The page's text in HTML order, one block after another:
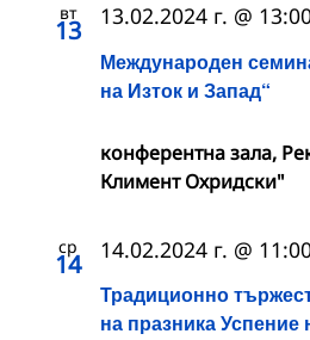
вт
13
Международен
на Изток и Запад“
13.02.2024 г. @
конферентна зала,
Климент Охридски"
ср
14
Традиционно
на празника Успение
14.02.2024 г. @